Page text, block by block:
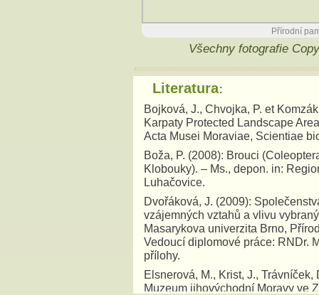
Přírodní
Všechny fotografie
Literatura:
Bojková, J., Chvojka, P. et
Karpaty Protected Landscape
Acta Musei Moraviae, Scientiae
Boža, P. (2008): Brouci
Klobouky). – Ms., depon. in:
Luhačovice.
Dvořáková, J. (2009):
vzájemných vztahů a vlivu
Masarykova univerzita Brno,
Vedoucí diplomové práce: RNDr.
přílohy.
Elsnerová, M., Krist, J.,
Muzeum jihovýchodní Moravy ve